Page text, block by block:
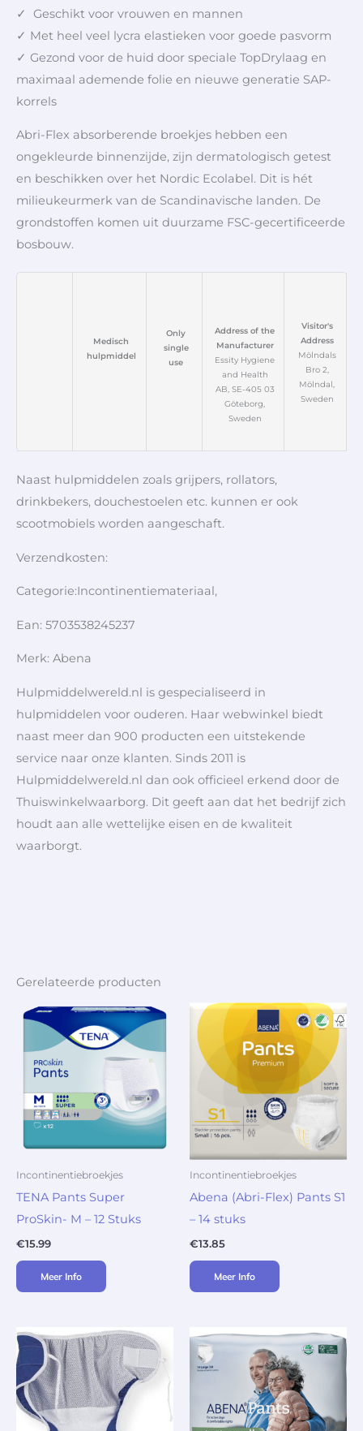
✓ Geschikt voor vrouwen en mannen
✓ Met heel veel lycra elastieken voor goede pasvorm
✓ Gezond voor de huid door speciale TopDrylaag en
maximaal ademende folie en nieuwe generatie SAP-
korrels
Abri-Flex absorberende broekjes hebben een
ongekleurde binnenzijde, zijn dermatologisch getest
en beschikken over het Nordic Ecolabel. Dit is hét
milieukeurmerk van de Scandinavische landen. De
grondstoffen komen uit duurzame FSC-gecertificeerde
bosbouw.
Medisch
hulpmiddel
Only
single
use
Address of the
Manufacturer
Essity Hygiene
and Health
AB, SE-405 03
Göteborg,
Sweden
Visitor's
Address
Mölndals
Bro 2,
Mölndal,
Sweden
Naast hulpmiddelen zoals grijpers, rollators,
drinkbekers, douchestoelen etc. kunnen er ook
scootmobiels worden aangeschaft.
Verzendkosten:
Categorie:Incontinentiemateriaal,
Ean: 5703538245237
Merk: Abena
Hulpmiddelwereld.nl is gespecialiseerd in
hulpmiddelen voor ouderen. Haar webwinkel biedt
naast meer dan 900 producten een uitstekende
service naar onze klanten. Sinds 2011 is
Hulpmiddelwereld.nl dan ook officieel erkend door de
Thuiswinkelwaarborg. Dit geeft aan dat het bedrijf zich
houdt aan alle wettelijke eisen en de kwaliteit
waarborgt.
Gerelateerde producten
Incontinentiebroekjes
TENA Pants Super
ProSkin- M – 12 Stuks
€15.99
Meer Info
Incontinentiebroekjes
Abena (Abri-Flex) Pants S1
– 14 stuks
€13.85
Meer Info